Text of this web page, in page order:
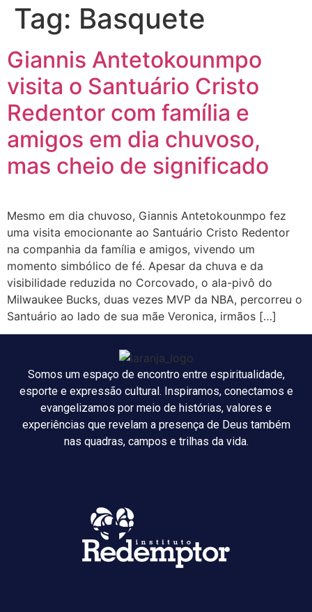
Tag: Basquete
Giannis Antetokounmpo
visita o Santuário Cristo
Redentor com família e
amigos em dia chuvoso,
mas cheio de significado
Mesmo em dia chuvoso, Giannis Antetokounmpo fez
uma visita emocionante ao Santuário Cristo Redentor
na companhia da família e amigos, vivendo um
momento simbólico de fé. Apesar da chuva e da
visibilidade reduzida no Corcovado, o ala-pivô do
Milwaukee Bucks, duas vezes MVP da NBA, percorreu o
Santuário ao lado de sua mãe Veronica, irmãos […]
Somos um espaço de encontro entre espiritualidade,
esporte e expressão cultural. Inspiramos, conectamos e
evangelizamos por meio de histórias, valores e
experiências que revelam a presença de Deus também
nas quadras, campos e trilhas da vida.